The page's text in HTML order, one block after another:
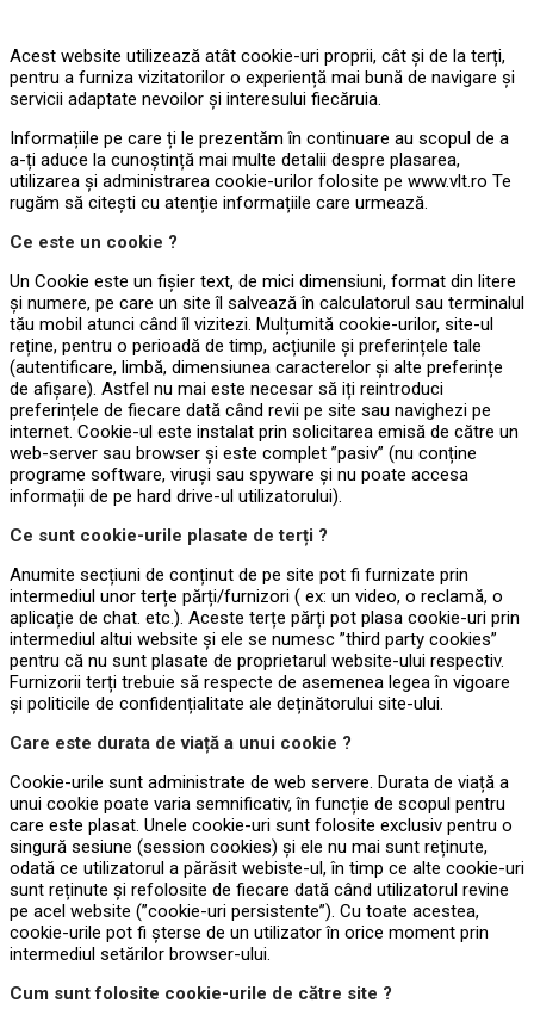
Acest website utilizează atât cookie-uri proprii, cât și de la terți,
pentru a furniza vizitatorilor o experiență mai bună de navigare și
servicii adaptate nevoilor și interesului fiecăruia.
Informațiile pe care ți le prezentăm în continuare au scopul de a
a-ți aduce la cunoștință mai multe detalii despre plasarea,
utilizarea și administrarea cookie-urilor folosite pe www.vlt.ro Te
rugăm să citești cu atenție informațiile care urmează.
Ce este un cookie ?
Un Cookie este un fișier text, de mici dimensiuni, format din litere
și numere, pe care un site îl salvează în calculatorul sau terminalul
tău mobil atunci când îl vizitezi. Mulțumită cookie-urilor, site-ul
reține, pentru o perioadă de timp, acțiunile și preferințele tale
(autentificare, limbă, dimensiunea caracterelor și alte preferințe
de afișare). Astfel nu mai este necesar să iți reintroduci
preferințele de fiecare dată când revii pe site sau navighezi pe
internet. Cookie-ul este instalat prin solicitarea emisă de către un
web-server sau browser și este complet ”pasiv” (nu conține
programe software, viruși sau spyware și nu poate accesa
informații de pe hard drive-ul utilizatorului).
Ce sunt cookie-urile plasate de terți ?
Anumite secțiuni de conținut de pe site pot fi furnizate prin
intermediul unor terțe părți/furnizori ( ex: un video, o reclamă, o
aplicație de chat. etc.). Aceste terțe părți pot plasa cookie-uri prin
intermediul altui website și ele se numesc ”third party cookies”
pentru că nu sunt plasate de proprietarul website-ului respectiv.
Furnizorii terți trebuie să respecte de asemenea legea în vigoare
și politicile de confidențialitate ale deținătorului site-ului.
Care este durata de viață a unui cookie ?
Cookie-urile sunt administrate de web servere. Durata de viață a
unui cookie poate varia semnificativ, în funcție de scopul pentru
care este plasat. Unele cookie-uri sunt folosite exclusiv pentru o
singură sesiune (session cookies) și ele nu mai sunt reținute,
odată ce utilizatorul a părăsit webiste-ul, în timp ce alte cookie-uri
sunt reținute și refolosite de fiecare dată când utilizatorul revine
pe acel website (”cookie-uri persistente”). Cu toate acestea,
cookie-urile pot fi șterse de un utilizator în orice moment prin
intermediul setărilor browser-ului.
Cum sunt folosite cookie-urile de către site ?